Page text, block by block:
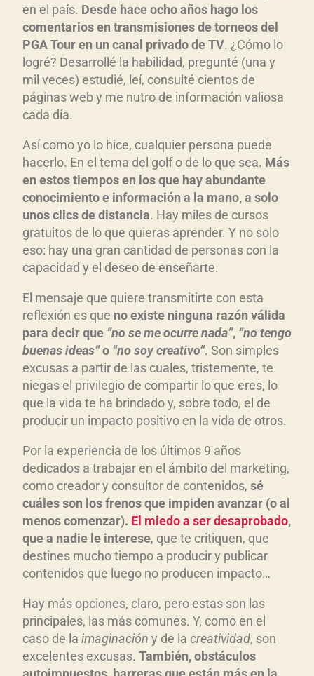
en el país. Desde hace ocho años hago los
comentarios en transmisiones de torneos del
PGA Tour en un canal privado de TV. ¿Cómo lo
logré? Desarrollé la habilidad, pregunté (una y
mil veces) estudié, leí, consulté cientos de
páginas web y me nutro de información valiosa
cada día.
Así como yo lo hice, cualquier persona puede
hacerlo. En el tema del golf o de lo que sea. Más
en estos tiempos en los que hay abundante
conocimiento e información a la mano, a solo
unos clics de distancia. Hay miles de cursos
gratuitos de lo que quieras aprender. Y no solo
eso: hay una gran cantidad de personas con la
capacidad y el deseo de enseñarte.
El mensaje que quiere transmitirte con esta
reflexión es que no existe ninguna razón válida
para decir que “no se me ocurre nada”, “no tengo
buenas ideas”o “no soy creativo”. Son simples
excusas a partir de las cuales, tristemente, te
niegas el privilegio de compartir lo que eres, lo
que la vida te ha brindado y, sobre todo, el de
producir un impacto positivo en la vida de otros.
Por la experiencia de los últimos 9 años
dedicados a trabajar en el ámbito del marketing,
como creador y consultor de contenidos, sé
cuáles son los frenos que impiden avanzar (o al
menos comenzar). El miedo a ser desaprobado,
que a nadie le interese, que te critiquen, que
destines mucho tiempo a producir y publicar
contenidos que luego no producen impacto…
Hay más opciones, claro, pero estas son las
principales, las más comunes. Y, como en el
caso de la imaginación y de la creatividad, son
excelentes excusas. También, obstáculos